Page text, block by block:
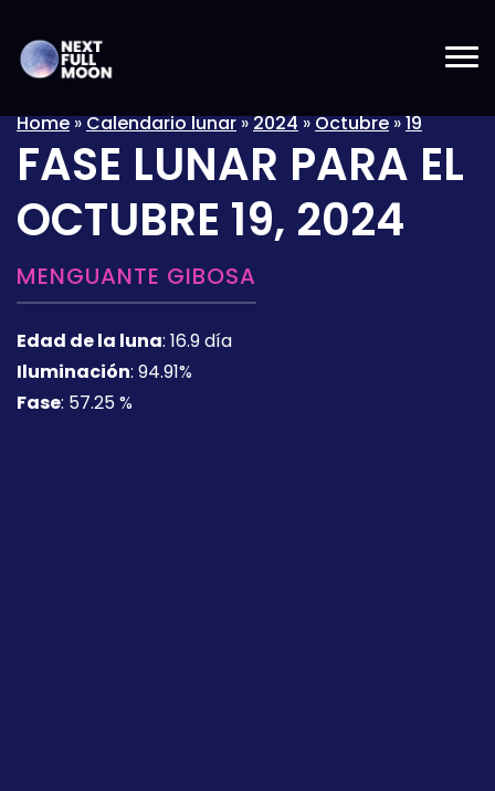
Home»Calendario lunar»2024»Octubre»19
FASE LUNAR PARA EL
OCTUBRE 19, 2024
MENGUANTE GIBOSA
Edad de la luna: 16.9 día
Iluminación: 94.91%
Fase: 57.25 %